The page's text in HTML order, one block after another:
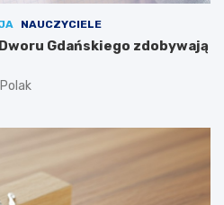
NAUCZYCIELE
Gdańskiego zdobywają